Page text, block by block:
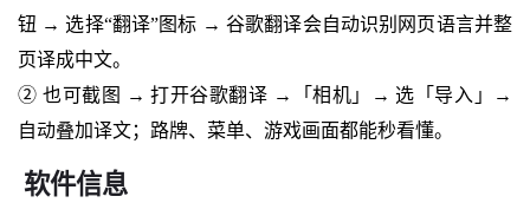
钮 → 选择“翻译”图标 → 谷歌翻译会自动识别网页语言并整
页译成中文。
② 也可截图 → 打开谷歌翻译 →「相机」→ 选「导入」→
自动叠加译文；路牌、菜单、游戏画面都能秒看懂。
软件信息